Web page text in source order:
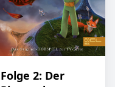
Folge 2: Der